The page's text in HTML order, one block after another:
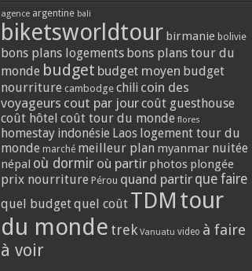
agence argentine bali
biketsworldtour birmanie bolivie
bons plans logements bons plans tour du
monde budget budget moyen budget
nourriture cambodge chili coin des
voyageurs cout par jourcoût guesthouse
coût hôtel coût tour du monde flores
homestay indonésie Laos logement tour du
monde marché meilleur plan myanmar nuitée
népal où dormir où partir photos plongée
prix nourriture Pérou quand partir que faire
quel budgetquel coût TDM tour
du monde trek Vanuatu video à faire
à voir